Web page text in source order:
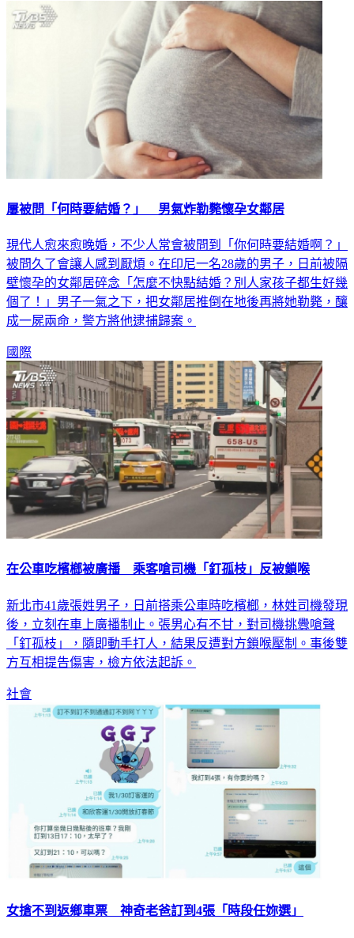
屢被問「何時要結婚？」 男氣炸勒斃懷孕女鄰居
現代人愈來愈晚婚，不少人常會被問到「你何時要結婚啊？」
被問久了會讓人感到厭煩。在印尼一名28歲的男子，日前被隔
壁懷孕的女鄰居碎念「怎麼不快點結婚？別人家孩子都生好幾
個了！」男子一氣之下，把女鄰居推倒在地後再將她勒斃，釀
成一屍兩命，警方將他逮捕歸案。
國際
在公車吃檳榔被廣播 乘客嗆司機「釘孤枝」反被鎖喉
新北市41歲張姓男子，日前搭乘公車時吃檳榔，林姓司機發現
後，立刻在車上廣播制止。張男心有不甘，對司機挑釁嗆聲
「釘孤枝」，隨即動手打人，結果反遭對方鎖喉壓制。事後雙
方互相提告傷害，檢方依法起訴。
社會
女搶不到返鄉車票 神奇老爸訂到4張「時段任妳選」